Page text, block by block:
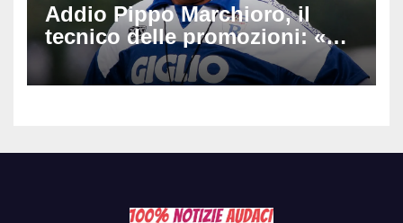
Addio Pippo Marchioro, il
tecnico delle promozioni: «Ha
scritto pagine indimenticabili
del nostro calcio»